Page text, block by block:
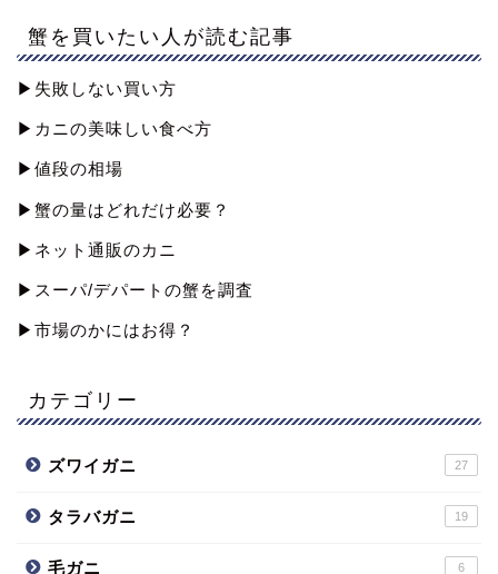
蟹を買いたい人が読む記事
▶︎失敗しない買い方
▶︎カニの美味しい食べ方
▶︎値段の相場
▶︎蟹の量はどれだけ必要？
▶︎ネット通販のカニ
▶︎スーパ/デパートの蟹を調査
▶︎市場のかにはお得？
カテゴリー
ズワイガニ 27
タラバガニ 19
毛ガニ 6